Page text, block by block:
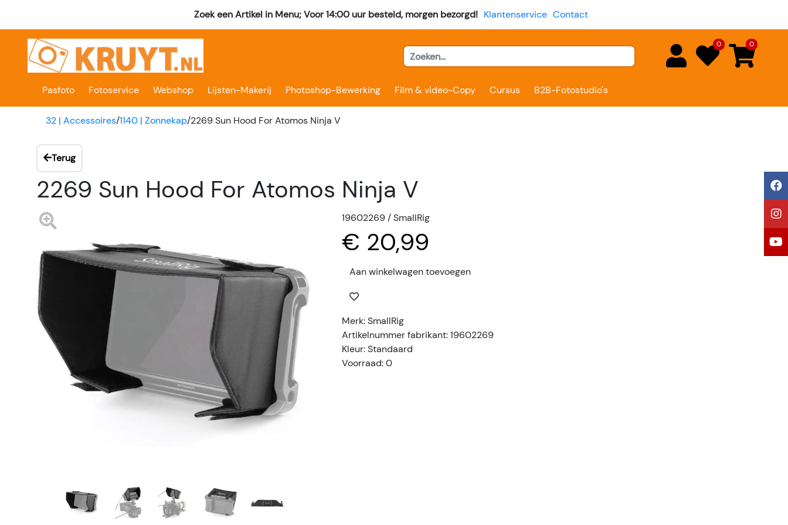
Zoek een Artikel in Menu; Voor 14:00 uur besteld, morgen bezorgd! Klantenservice Contact
0 0
Pasfoto Fotoservice Webshop Lijsten-Makerij Photoshop-Bewerking Film & video-Copy Cursus B2B-Fotostudio's
32 | Accessoires/1140 | Zonnekap/2269 Sun Hood For Atomos Ninja V
Terug
2269 Sun Hood For Atomos Ninja V
19602269 / SmallRig
€ 20,99
Aan winkelwagen toevoegen
Merk: SmallRig
Artikelnummer fabrikant: 19602269
Kleur: Standaard
Voorraad: 0